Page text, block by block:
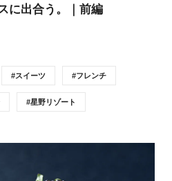
に出合う。｜前編
スイーツ フレンチ
星野リゾート